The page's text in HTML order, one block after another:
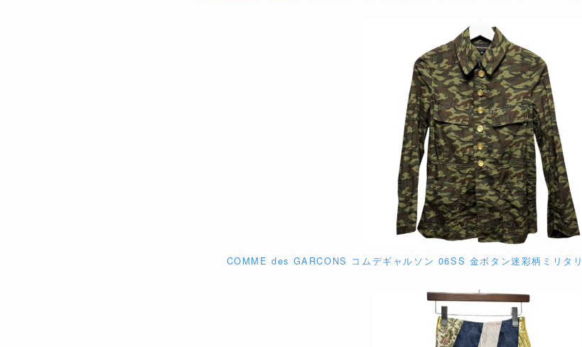
COMME des GARCONS コムデギャルソン 06SS 金ボタン迷彩柄ミリタ